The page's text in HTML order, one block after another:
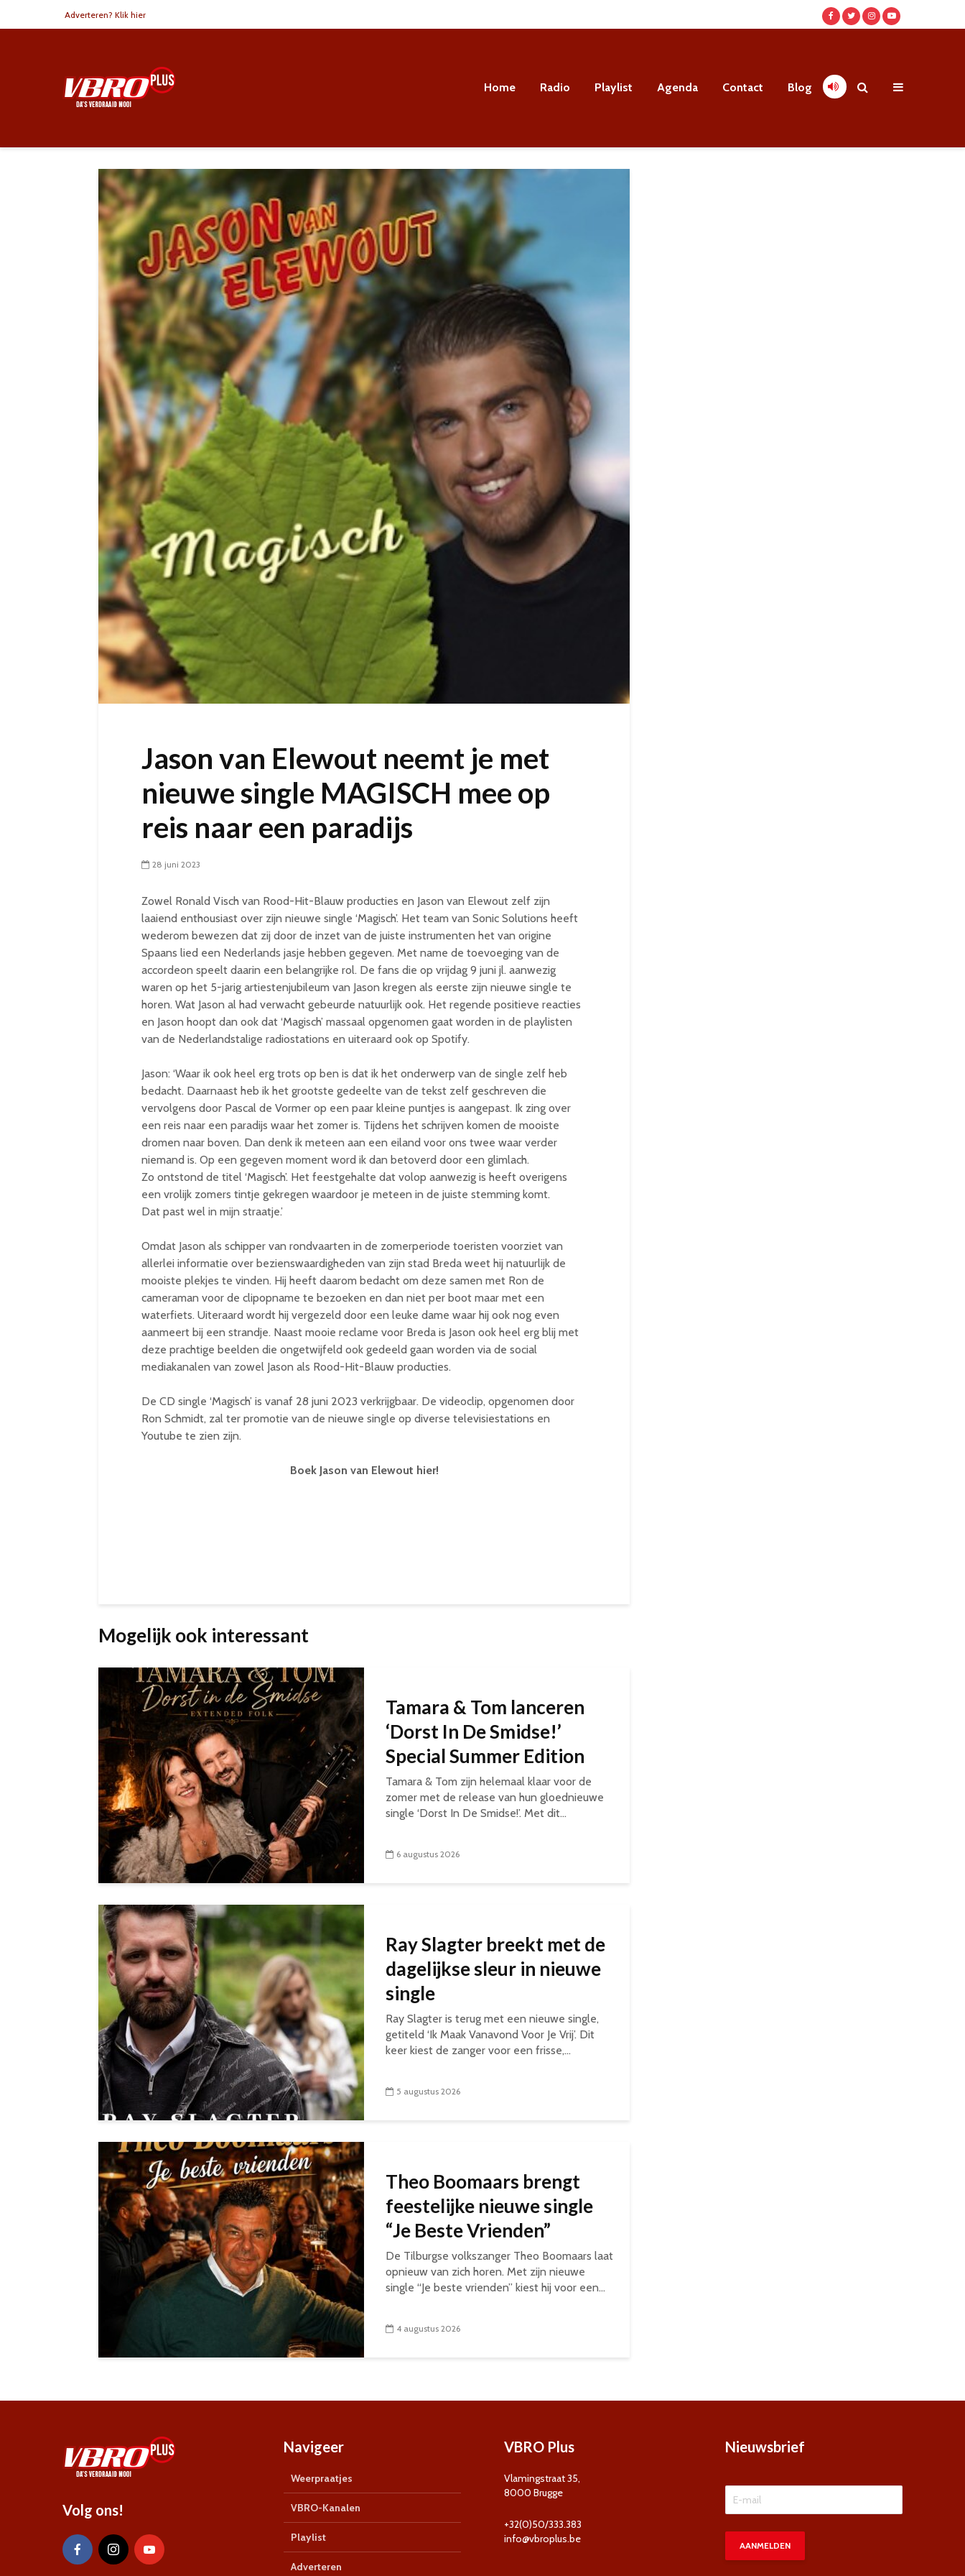
Adverteren? Klik hier
Home Radio Playlist Agenda Contact Blog
Jason van Elewout neemt je met
nieuwe single MAGISCH mee op
reis naar een paradijs
28 juni 2023
Zowel Ronald Visch van Rood-Hit-Blauw producties en Jason van Elewout zelf zijn
laaiend enthousiast over zijn nieuwe single ‘Magisch’. Het team van Sonic Solutions heeft
wederom bewezen dat zij door de inzet van de juiste instrumenten het van origine
Spaans lied een Nederlands jasje hebben gegeven. Met name de toevoeging van de
accordeon speelt daarin een belangrijke rol. De fans die op vrijdag 9 juni jl. aanwezig
waren op het 5-jarig artiestenjubileum van Jason kregen als eerste zijn nieuwe single te
horen. Wat Jason al had verwacht gebeurde natuurlijk ook. Het regende positieve reacties
en Jason hoopt dan ook dat ‘Magisch’ massaal opgenomen gaat worden in de playlisten
van de Nederlandstalige radiostations en uiteraard ook op Spotify.
Jason: ‘Waar ik ook heel erg trots op ben is dat ik het onderwerp van de single zelf heb
bedacht. Daarnaast heb ik het grootste gedeelte van de tekst zelf geschreven die
vervolgens door Pascal de Vormer op een paar kleine puntjes is aangepast. Ik zing over
een reis naar een paradijs waar het zomer is. Tijdens het schrijven komen de mooiste
dromen naar boven. Dan denk ik meteen aan een eiland voor ons twee waar verder
niemand is. Op een gegeven moment word ik dan betoverd door een glimlach.
Zo ontstond de titel ‘Magisch’. Het feestgehalte dat volop aanwezig is heeft overigens
een vrolijk zomers tintje gekregen waardoor je meteen in de juiste stemming komt.
Dat past wel in mijn straatje.’
Omdat Jason als schipper van rondvaarten in de zomerperiode toeristen voorziet van
allerlei informatie over bezienswaardigheden van zijn stad Breda weet hij natuurlijk de
mooiste plekjes te vinden. Hij heeft daarom bedacht om deze samen met Ron de
cameraman voor de clipopname te bezoeken en dan niet per boot maar met een
waterfiets. Uiteraard wordt hij vergezeld door een leuke dame waar hij ook nog even
aanmeert bij een strandje. Naast mooie reclame voor Breda is Jason ook heel erg blij met
deze prachtige beelden die ongetwijfeld ook gedeeld gaan worden via de social
mediakanalen van zowel Jason als Rood-Hit-Blauw producties.
De CD single ‘Magisch’ is vanaf 28 juni 2023 verkrijgbaar. De videoclip, opgenomen door
Ron Schmidt, zal ter promotie van de nieuwe single op diverse televisiestations en
Youtube te zien zijn.
Boek Jason van Elewout hier!
Mogelijk ook interessant
Tamara & Tom lanceren
‘Dorst In De Smidse!’
Special Summer Edition
Tamara & Tom zijn helemaal klaar voor de
zomer met de release van hun gloednieuwe
single ‘Dorst In De Smidse!’. Met dit...
6 augustus 2026
Ray Slagter breekt met de
dagelijkse sleur in nieuwe
single
Ray Slagter is terug met een nieuwe single,
getiteld ‘Ik Maak Vanavond Voor Je Vrij’. Dit
keer kiest de zanger voor een frisse,...
5 augustus 2026
Theo Boomaars brengt
feestelijke nieuwe single
“Je Beste Vrienden”
De Tilburgse volkszanger Theo Boomaars laat
opnieuw van zich horen. Met zijn nieuwe
single “Je beste vrienden” kiest hij voor een...
4 augustus 2026
Volg ons!
Navigeer
Weerpraatjes
VBRO-Kanalen
Playlist
Adverteren
VBRO Plus
Vlamingstraat 35,
8000 Brugge
+32(0)50/333.383
info@vbroplus.be
Nieuwsbrief